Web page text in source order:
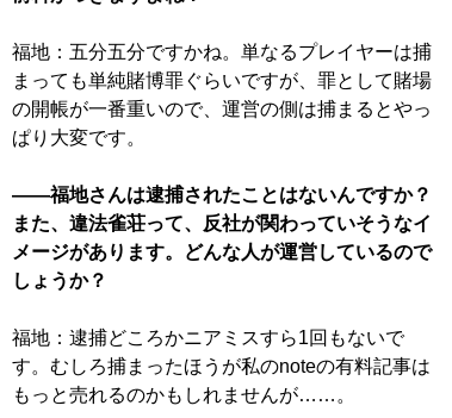
福地：五分五分ですかね。単なるプレイヤーは捕
まっても単純賭博罪ぐらいですが、罪として賭場
の開帳が一番重いので、運営の側は捕まるとやっ
ぱり大変です。
——福地さんは逮捕されたことはないんですか？
また、違法雀荘って、反社が関わっていそうなイ
メージがあります。どんな人が運営しているので
しょうか？
福地：逮捕どころかニアミスすら1回もないで
す。むしろ捕まったほうが私のnoteの有料記事は
もっと売れるのかもしれませんが……。